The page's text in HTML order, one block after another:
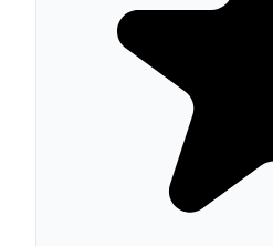
checkout y múltiples
carrito con cupones y
Se integra con 14
Redsys Adyen
Facebook Pixel